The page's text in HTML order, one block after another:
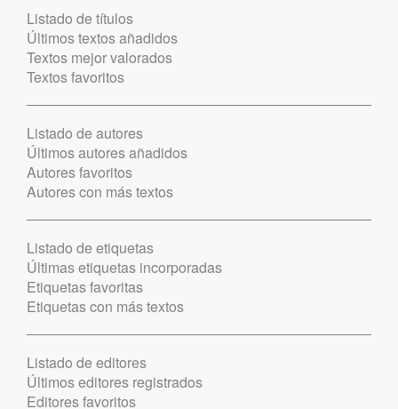
Listado de títulos
Últimos textos añadidos
Textos mejor valorados
Textos favoritos
Listado de autores
Últimos autores añadidos
Autores favoritos
Autores con más textos
Listado de etiquetas
Últimas etiquetas incorporadas
Etiquetas favoritas
Etiquetas con más textos
Listado de editores
Últimos editores registrados
Editores favoritos